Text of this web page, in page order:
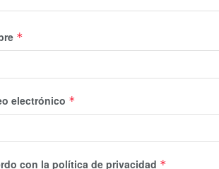
*
electrónico *
con la política de privacidad *